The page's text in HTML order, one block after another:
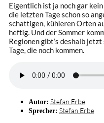
Eigentlich ist ja noch gar kein
die letzten Tage schon so
schattigen, kühleren Orten
heftig. Und der Sommer
Regionen gibt’s deshalb
Tage, die noch kommen.
Autor: Stefan Erbe
Sprecher: Stefan Erbe